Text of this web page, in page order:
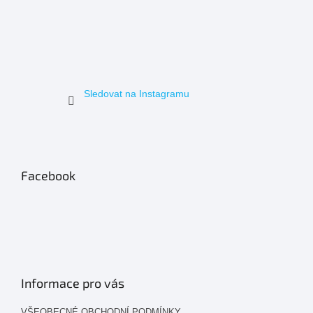
Sledovat na Instagramu
Facebook
Informace pro vás